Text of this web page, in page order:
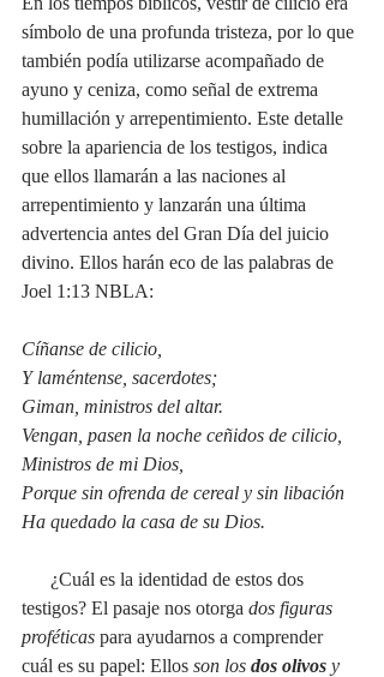
símbolo de una profunda tristeza, por lo que
también podía utilizarse acompañado de
ayuno y ceniza, como señal de extrema
humillación y arrepentimiento. Este detalle
sobre la apariencia de los testigos, indica
que ellos llamarán a las naciones al
arrepentimiento y lanzarán una última
advertencia antes del Gran Día del juicio
divino. Ellos harán eco de las palabras de
Joel 1:13 NBLA:
Cíñanse de cilicio,
Y laméntense, sacerdotes;
Giman, ministros del altar.
Vengan, pasen la noche ceñidos de cilicio,
Ministros de mi Dios,
Porque sin ofrenda de cereal y sin libación
Ha quedado la casa de su Dios.
testigos? El pasaje nos otorga dos figuras
proféticas para ayudarnos a comprender
cuál es su papel: Ellos son los dos olivos y